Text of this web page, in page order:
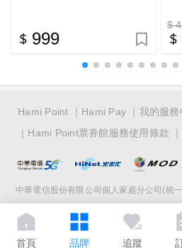
首頁 品牌 追蹤
999
$
Hami Point Hami Pay
我的服務
Hami Point票券館服務使用條款
中華電信股份有限公司個人家庭分公司(統